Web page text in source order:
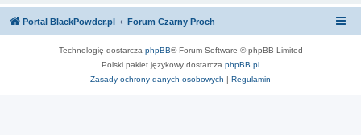
Portal BlackPowder.pl Forum Czarny Proch
Technologię dostarcza phpBB® Forum Software © phpBB Limited
Polski pakiet językowy dostarcza phpBB.pl
Zasady ochrony danych osobowych | Regulamin